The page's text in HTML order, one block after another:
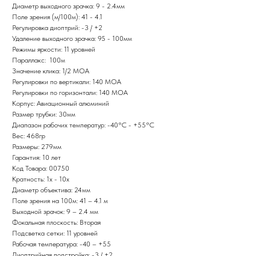
Диаметр выходного зрачка: 9 - 2.4мм
Поле зрения (м/100м): 41 - 4.1
Регулировка диоптрий: -3 / +2
Удаление выходного зрачка: 95 - 100мм
Режимы яркости: 11 уровней
Параллакс: 100м
Значение клика: 1/2 MOA
Регулировки по вертикали: 140 MOA
Регулировки по горизонтали: 140 MOA
Корпус: Авиационный алюминий
Размер трубки: 30мм
Диапазон рабочих температур: -40°C - +55°C
Вес: 468гр
Размеры: 279мм
Гарантия: 10 лет
Код Товара: 00750
Кратность: 1x - 10x
Диаметр объектива: 24мм
Поле зрения на 100м: 41 – 4.1 м
Выходной зрачок: 9 – 2.4 мм
Фокальная плоскость: Вторая
Подсветка сетки: 11 уровней
Рабочая температура: -40 – +55